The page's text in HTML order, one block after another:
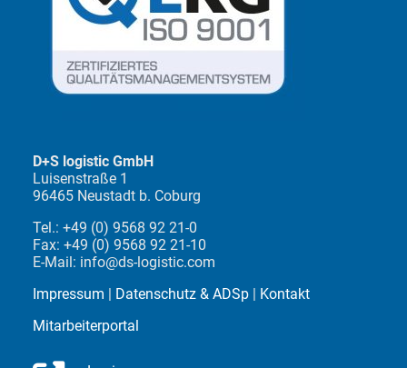
D+S logistic GmbH
Luisenstraße 1
96465 Neustadt b. Coburg
Tel.: +49 (0) 9568 92 21-0
Fax: +49 (0) 9568 92 21-10
E-Mail: info@ds-logistic.com
Impressum | Datenschutz & ADSp| Kontakt
Mitarbeiterportal